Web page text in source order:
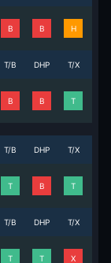
B B H
T/B DHP T/X
B B T
T/B DHP T/X
T B T
T/B DHP T/X
T T X